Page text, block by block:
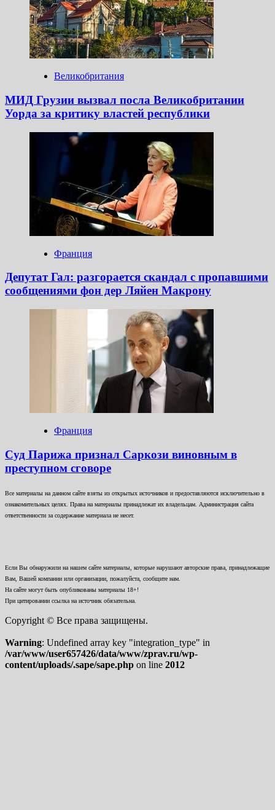
Великобритания
МИД Грузии вызвал посла Великобритании
Уорда за критику властей республики
Франция
Депутат Гал: разгорается скандал с пропавшими
сообщениями фон дер Ляйен Макрону
Франция
Суд Парижа признал Саркози виновным в
преступном сговоре
Все материалы на данном сайте взяты из открытых источников и предоставляются исключительно в
ознакомительных целях. Права на материалы принадлежат их владельцам. Администрация сайта
ответственности за содержание материала не несет.
Если Вы обнаружили на нашем сайте материалы, которые нарушают авторские права, принадлежащие
Вам, Вашей компании или организации, пожалуйста, сообщите нам.
На сайте могут быть опубликованы материалы 18+!
При цитировании ссылка на источник обязательна.
Copyright © Все права защищены.
Warning: Undefined array key "integration_type" in
/var/www/user657426/data/www/zprav.ru/wp-
content/uploads/.sape/sape.php on line 2012